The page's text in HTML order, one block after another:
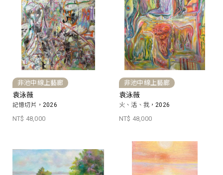
非池中線上藝廊
袁泳薇
記憶切片，2026
NT$ 48,000
非池中線上藝廊
袁泳薇
火、活、我，2026
NT$ 48,000